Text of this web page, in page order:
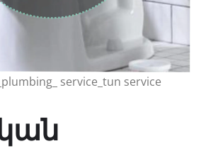
service_tun service